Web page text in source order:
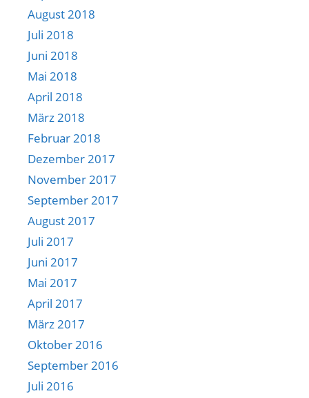
August 2018
Juli 2018
Juni 2018
Mai 2018
April 2018
März 2018
Februar 2018
Dezember 2017
November 2017
September 2017
August 2017
Juli 2017
Juni 2017
Mai 2017
April 2017
März 2017
Oktober 2016
September 2016
Juli 2016